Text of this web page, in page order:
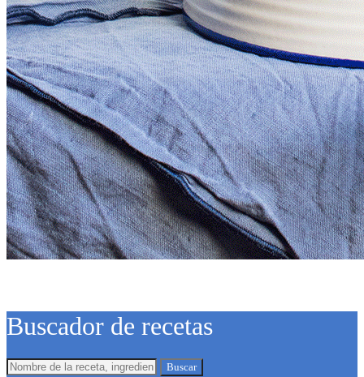
Buscador de recetas
Buscar